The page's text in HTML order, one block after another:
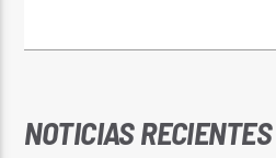
NOTICIAS RECIENTES